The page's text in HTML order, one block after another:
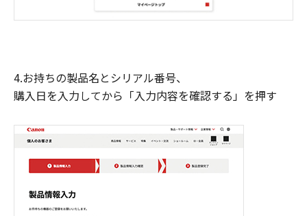
4.お持ちの製品名とシリアル番号、
購入日を入力してから「入力内容を確認する」を押す